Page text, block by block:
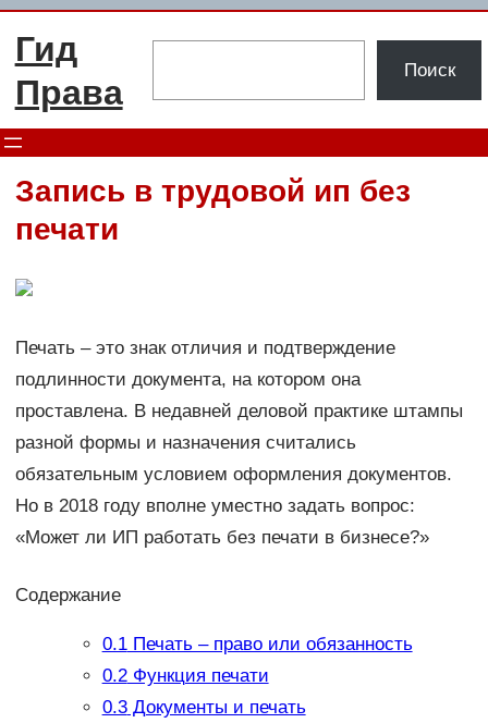
Перейти
содержимому
Гид
Права
Поиск
Запись в трудовой ип без
печати
Печать – это знак отличия и подтверждение
подлинности документа, на котором она
проставлена. В недавней деловой практике штампы
разной формы и назначения считались
обязательным условием оформления документов.
Но в 2018 году вполне уместно задать вопрос:
«Может ли ИП работать без печати в бизнесе?»
Содержание
0.1Печать – право или обязанность
0.2Функция печати
0.3Документы и печать